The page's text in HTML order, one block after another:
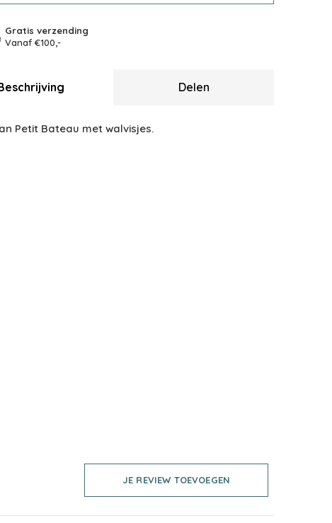
Gratis verzending
Vanaf €100,-
Delen
Petit Bateau met walvisjes.
JE REVIEW TOEVOEGEN